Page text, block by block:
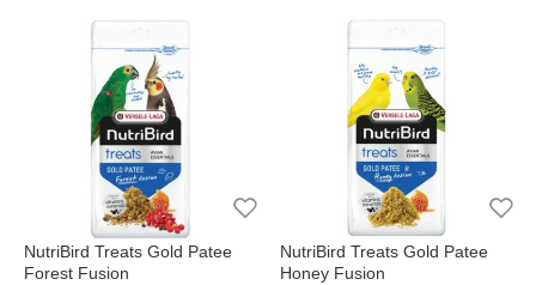
NutriBird Treats Gold Patee
Forest Fusion
NutriBird Treats Gold Patee
Honey Fusion